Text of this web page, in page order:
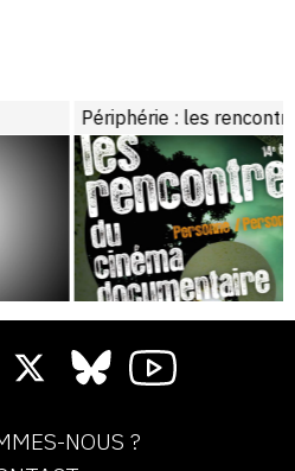
Périphérie : les rencontres du cinéma documentaire, 14ème édition
NOUS ?